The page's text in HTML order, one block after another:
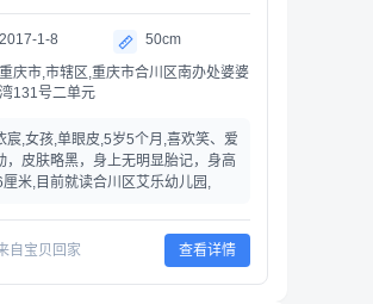
2017-1-8
50cm
重庆市,市辖区,重庆市合川区南办处婆婆
湾131号二单元
宸,女孩,单眼皮,5岁5个月,喜欢笑、爱
，皮肤略黑，身上无明显胎记，身高
厘米,目前就读合川区艾乐幼儿园,
自宝贝回家 查看详情